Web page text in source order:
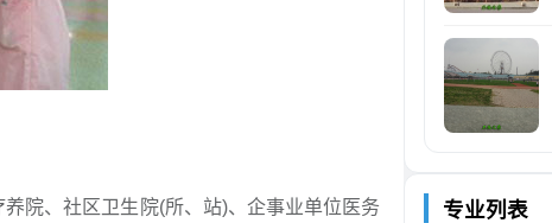
院、社区卫生院(所、站)、企事业单位医务
专业列表